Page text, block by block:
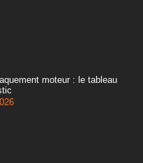
moteur : le tableau